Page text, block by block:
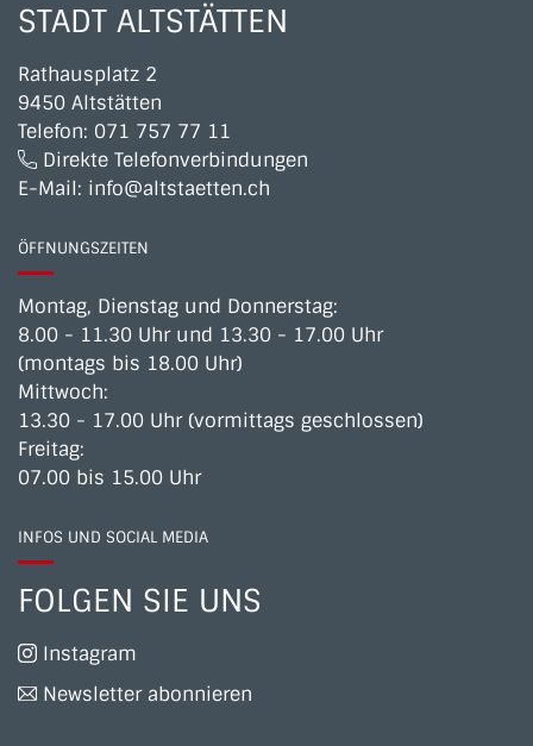
STADT ALTSTÄTTEN
Rathausplatz 2
9450 Altstätten
Telefon: 071 757 77 11
Direkte Telefonverbindungen
E-Mail: info@altstaetten.ch
ÖFFNUNGSZEITEN
Montag, Dienstag und Donnerstag:
8.00 - 11.30 Uhr und 13.30 - 17.00 Uhr
(montags bis 18.00 Uhr)
Mittwoch:
13.30 - 17.00 Uhr (vormittags geschlossen)
Freitag:
07.00 bis 15.00 Uhr
INFOS UND SOCIAL MEDIA
FOLGEN SIE UNS
Instagram
Newsletter abonnieren